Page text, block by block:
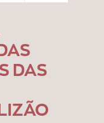
DAS